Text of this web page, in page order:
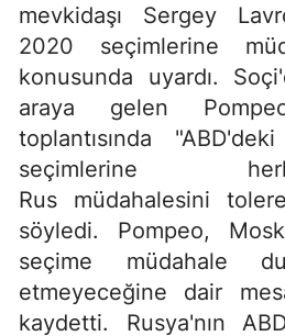
mevkidaşı Sergey
2020 seçimlerine
konusunda uyardı.
araya gelen
toplantısında
seçimlerine
Rus müdahalesini
söyledi. Pompeo,
seçime müdahale
etmeyeceğine dair
kaydetti. Rusya'nın